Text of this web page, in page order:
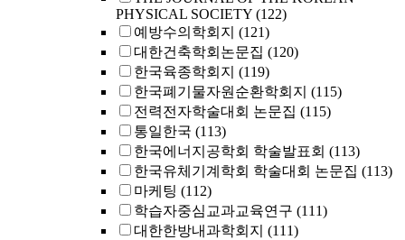
PHYSICAL SOCIETY (122)
예방수의학회지 (121)
대한건축학회논문집 (120)
한국육종학회지 (119)
한국폐기물자원순환학회지 (115)
전력전자학술대회 논문집 (115)
통일한국 (113)
한국에너지공학회 학술발표회 (113)
한국유체기계학회 학술대회 논문집 (113)
마케팅 (112)
학습자중심교과교육연구 (111)
대한한방내과학회지 (111)